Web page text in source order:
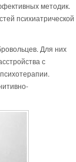
методик.
психиатрической
Для них
с